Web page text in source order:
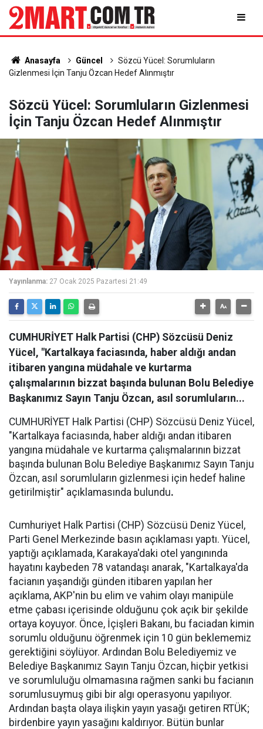
Anasayfa Güncel
Sözcü Yücel: Sorumluların
Gizlenmesi İçin Tanju Özcan Hedef Alınmıştır
Sözcü Yücel: Sorumluların Gizlenmesi
İçin Tanju Özcan Hedef Alınmıştır
Yayınlanma: 27 Ocak 2025 Pazartesi 21:49
CUMHURİYET Halk Partisi (CHP) Sözcüsü Deniz
Yücel, "Kartalkaya faciasında, haber aldığı andan
itibaren yangına müdahale ve kurtarma
çalışmalarının bizzat başında bulunan Bolu Belediye
Başkanımız Sayın Tanju Özcan, asıl sorumluların...
CUMHURİYET Halk Partisi (CHP) Sözcüsü Deniz Yücel,
"Kartalkaya faciasında, haber aldığı andan itibaren
yangına müdahale ve kurtarma çalışmalarının bizzat
başında bulunan Bolu Belediye Başkanımız Sayın Tanju
Özcan, asıl sorumluların gizlenmesi için hedef haline
getirilmiştir" açıklamasında bulundu.
Cumhuriyet Halk Partisi (CHP) Sözcüsü Deniz Yücel,
Parti Genel Merkezinde basın açıklaması yaptı. Yücel,
yaptığı açıklamada, Karakaya'daki otel yangınında
hayatını kaybeden 78 vatandaşı anarak, "Kartalkaya'da
facianın yaşandığı günden itibaren yapılan her
açıklama, AKP'nin bu elim ve vahim olayı manipüle
etme çabası içerisinde olduğunu çok açık bir şekilde
ortaya koyuyor. Önce, İçişleri Bakanı, bu faciadan kimin
sorumlu olduğunu öğrenmek için 10 gün beklememiz
gerektiğini söylüyor. Ardından Bolu Belediyemiz ve
Belediye Başkanımız Sayın Tanju Özcan, hiçbir yetkisi
ve sorumluluğu olmamasına rağmen sanki bu facianın
sorumlusuymuş gibi bir algı operasyonu yapılıyor.
Ardından başta olaya ilişkin yayın yasağı getiren RTÜK;
birdenbire yayın yasağını kaldırıyor. Bütün bunlar